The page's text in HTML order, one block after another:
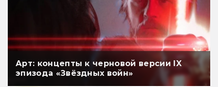
Арт: концепты к черновой версии IX
эпизода «Звёздных войн»